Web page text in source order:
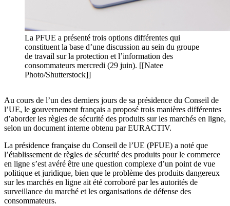
La PFUE a présenté trois options différentes qui
constituent la base d’une discussion au sein du groupe
de travail sur la protection et l’information des
consommateurs mercredi (29 juin). [[Natee
Photo/Shutterstock]]
Au cours de l’un des derniers jours de sa présidence du Conseil de
l’UE, le gouvernement français a proposé trois manières différentes
d’aborder les règles de sécurité des produits sur les marchés en ligne,
selon un document interne obtenu par EURACTIV.
La présidence française du Conseil de l’UE (PFUE) a noté que
l’établissement de règles de sécurité des produits pour le commerce
en ligne s’est avéré être une question complexe d’un point de vue
politique et juridique, bien que le problème des produits dangereux
sur les marchés en ligne ait été corroboré par les autorités de
surveillance du marché et les organisations de défense des
consommateurs.